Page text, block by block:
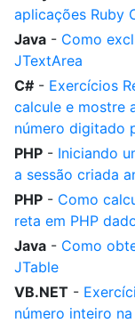
aplicações Ruby
Java - Como
JTextArea
C# - Exercícios
calcule e mostre
número digitado
PHP - Iniciando
a sessão criada
PHP - Como
reta em PHP
Java - Como
JTable
VB.NET -
número inteiro